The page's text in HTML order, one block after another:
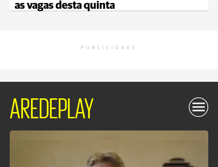
as vagas desta quinta
PUBLICIDADE
AREDEPLAY